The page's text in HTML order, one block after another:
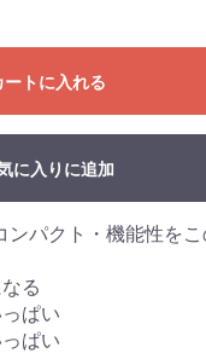
ートに入れる
に入りに追加
パクト・機能性をこ
る
ぱい
ぱい